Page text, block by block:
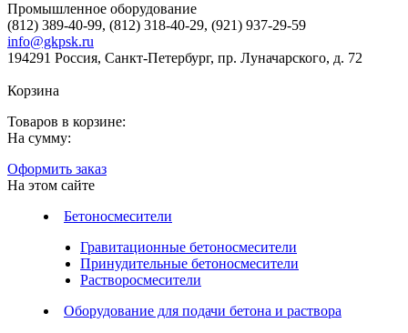
Промышленное оборудование
(812) 389-40-99, (812) 318-40-29, (921) 937-29-59
info@gkpsk.ru
194291 Россия, Санкт-Петербург, пр. Луначарского, д. 72
Корзина
Товаров в корзине:
На сумму:
Оформить заказ
На этом сайте
Бетоносмесители
Гравитационные бетоносмесители
Принудительные бетоносмесители
Растворосмесители
Оборудование для подачи бетона и раствора